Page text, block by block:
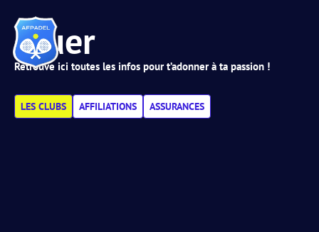
Jouer
Retrouve ici toutes les infos pour t’adonner à ta passion !
LES CLUBS AFFILIATIONS ASSURANCES